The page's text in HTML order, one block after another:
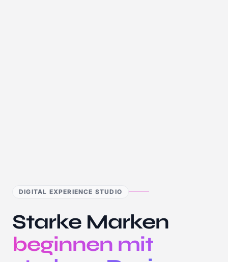
Home
DIGITAL EXPERIENCE STUDIO
Starke Marken
beginnen mit